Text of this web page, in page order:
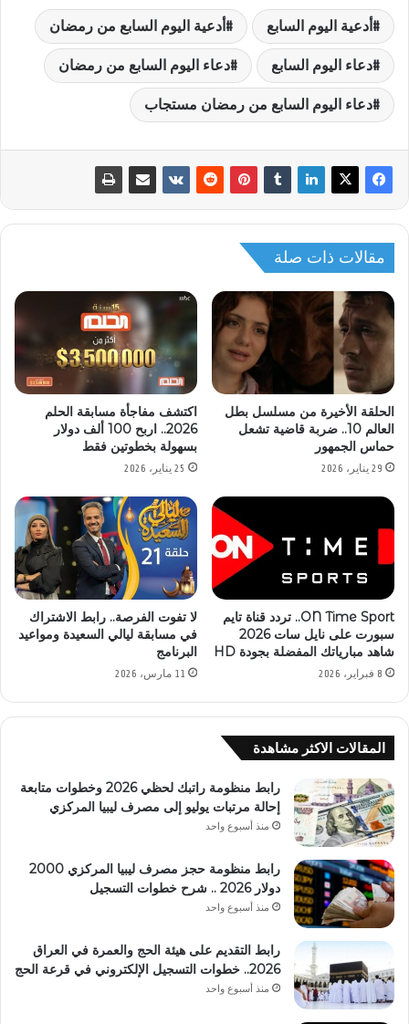
أدعية اليوم السابع أدعية اليوم السابع من رمضان
دعاء اليوم السابع دعاء اليوم السابع من رمضان
دعاء اليوم السابع من رمضان مستجاب
مقالات ذات صلة
الحلقة الأخيرة من مسلسل بطل
العالم 10.. ضربة قاضية تشعل
حماس الجمهور
29 يناير، 2026
اكتشف مفاجأة مسابقة الحلم
2026.. اربح 100 ألف دولار
بسهولة بخطوتين فقط
25 يناير، 2026
ON Time Sport.. تردد قناة تايم
سبورت على نايل سات 2026
شاهد مبارياتك المفضلة بجودة HD
8 فبراير، 2026
لا تفوت الفرصة.. رابط الاشتراك
في مسابقة ليالي السعيدة ومواعيد
البرنامج
11 مارس، 2026
المقالات الاكثر مشاهدة
رابط منظومة راتبك لحظي 2026 وخطوات متابعة
إحالة مرتبات يوليو إلى مصرف ليبيا المركزي
منذ أسبوع واحد
رابط منظومة حجز مصرف ليبيا المركزي 2000
دولار 2026 .. شرح خطوات التسجيل
منذ أسبوع واحد
رابط التقديم على هيئة الحج والعمرة في العراق
2026.. خطوات التسجيل الإلكتروني في قرعة الحج
منذ أسبوع واحد